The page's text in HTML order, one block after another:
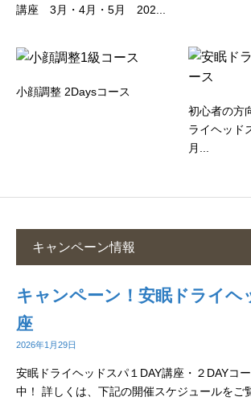
講座 3月・4月・5月 202...
小顔調整 2Daysコース
初心者の方
ライヘッ
月...
キャンペーン情報
キャンペーン！安眠ドライヘ
座
2026年1月29日
安眠ドライヘッドスパ１DAY講座・２DAYコ
中！ 詳しくは、下記の開催スケジュールをご